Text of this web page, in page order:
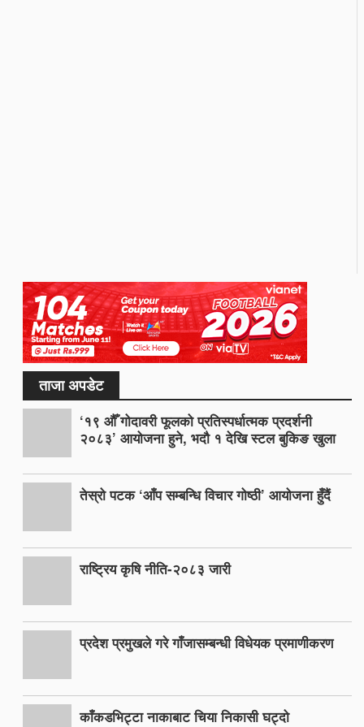
ताजा अपडेट
‘१९ औँ गोदावरी फूलको प्रतिस्पर्धात्मक प्रदर्शनी
२०८३’ आयोजना हुने, भदौ १ देखि स्टल बुकिङ खुला
तेस्रो पटक ‘आँप सम्बन्धि विचार गोष्ठी’ आयोजना हुँदैं
राष्ट्रिय कृषि नीति-२०८३ जारी
प्रदेश प्रमुखले गरे गाँजासम्बन्धी विधेयक प्रमाणीकरण
काँकडभिट्टा नाकाबाट चिया निकासी घट्दो